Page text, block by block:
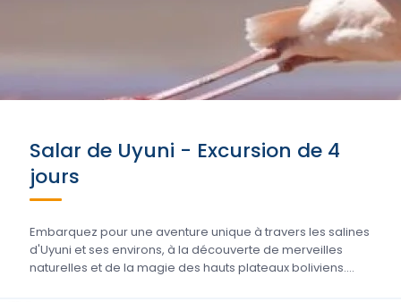
Salar de Uyuni - Excursion de 4
jours
Embarquez pour une aventure unique à travers les salines
d'Uyuni et ses environs, à la découverte de merveilles
naturelles et de la magie des hauts plateaux boliviens....